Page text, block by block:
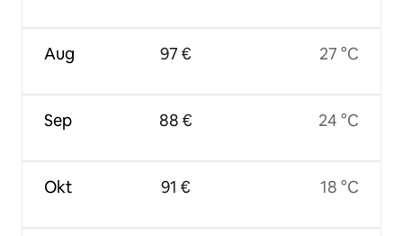
Aug
Sep
Okt
97 €
88 €
91 €
27 °C
24 °C
18 °C